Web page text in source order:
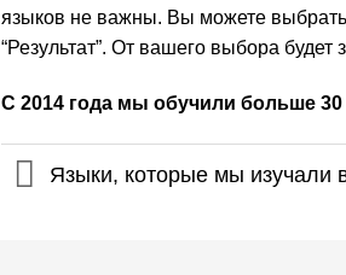
языков не важны. Вы можете выбрать
“Результат”. От вашего выбора будет
С 2014 года мы обучили больше 30
Языки, которые мы изучали